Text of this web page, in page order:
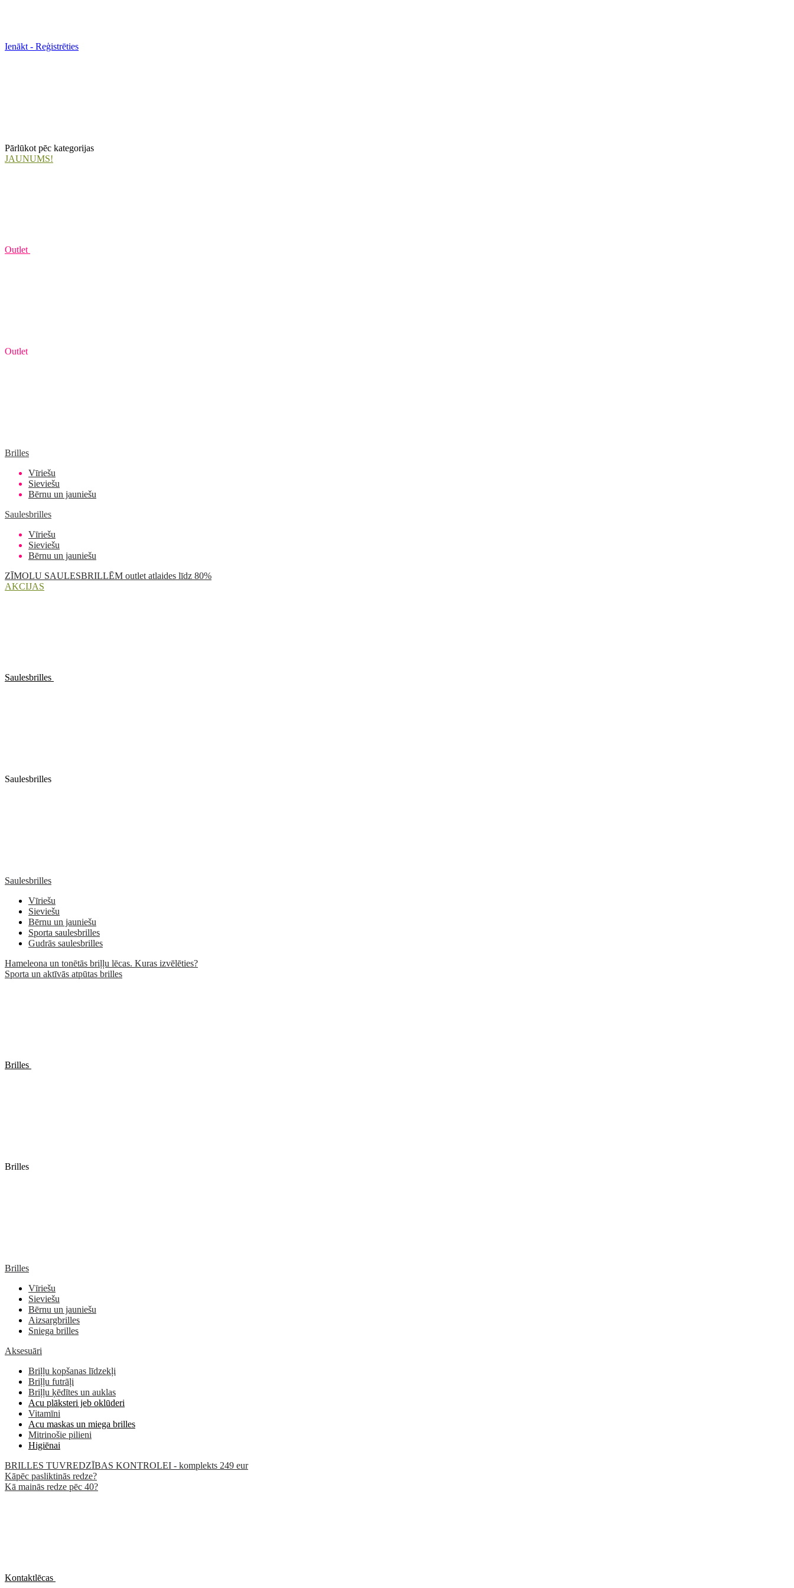
Ienākt - Reģistrēties
Pārlūkot pēc kategorijas
JAUNUMS!
Outlet
Outlet
Brilles
Vīriešu
Sieviešu
Bērnu un jauniešu
Saulesbrilles
Vīriešu
Sieviešu
Bērnu un jauniešu
ZĪMOLU SAULESBRILLĒM outlet atlaides līdz 80%
AKCIJAS
Saulesbrilles
Saulesbrilles
Saulesbrilles
Vīriešu
Sieviešu
Bērnu un jauniešu
Sporta saulesbrilles
Gudrās saulesbrilles
Hameleona un tonētās briļļu lēcas. Kuras izvēlēties?
Sporta un aktīvās atpūtas brilles
Brilles
Brilles
Brilles
Vīriešu
Sieviešu
Bērnu un jauniešu
Aizsargbrilles
Sniega brilles
Aksesuāri
Briļļu kopšanas līdzekļi
Briļļu futrāļi
Briļļu ķēdītes un auklas
Acu plāksteri jeb oklūderi
Vitamīni
Acu maskas un miega brilles
Mitrinošie pilieni
Higiēnai
BRILLES TUVREDZĪBAS KONTROLEI - komplekts 249 eur
Kāpēc pasliktinās redze?
Kā mainās redze pēc 40?
Kontaktlēcas